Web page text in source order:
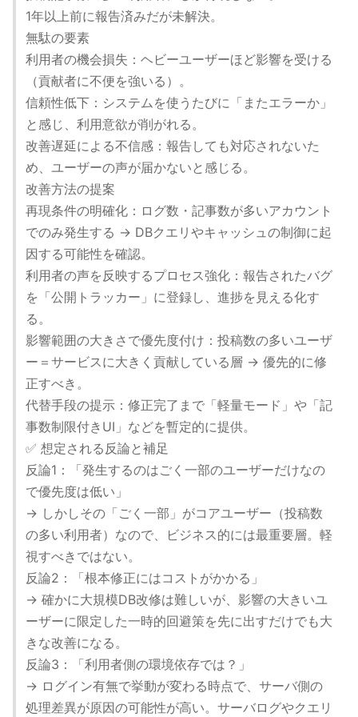
1年以上前に報告済みだが未解決。
無駄の要素
利用者の機会損失：ヘビーユーザーほど影響を受ける
（貢献者に不便を強いる）。
信頼性低下：システムを使うたびに「またエラーか」
と感じ、利用意欲が削がれる。
改善遅延による不信感：報告しても対応されないた
め、ユーザーの声が届かないと感じる。
改善方法の提案
再現条件の明確化：ログ数・記事数が多いアカウント
でのみ発生する → DBクエリやキャッシュの制御に起
因する可能性を確認。
利用者の声を反映するプロセス強化：報告されたバグ
を「公開トラッカー」に登録し、進捗を見える化す
る。
影響範囲の大きさで優先度付け：投稿数の多いユーザ
ー＝サービスに大きく貢献している層 → 優先的に修
正すべき。
代替手段の提示：修正完了まで「軽量モード」や「記
事数制限付きUI」などを暫定的に提供。
✅ 想定される反論と補足
反論1：「発生するのはごく一部のユーザーだけなの
で優先度は低い」
→ しかしその「ごく一部」がコアユーザー（投稿数
の多い利用者）なので、ビジネス的には最重要層。軽
視すべきではない。
反論2：「根本修正にはコストがかかる」
→ 確かに大規模DB改修は難しいが、影響の大きいユ
ーザーに限定した一時的回避策を先に出すだけでも大
きな改善になる。
反論3：「利用者側の環境依存では？」
→ ログイン有無で挙動が変わる時点で、サーバ側の
処理差異が原因の可能性が高い。サーバログやクエリ